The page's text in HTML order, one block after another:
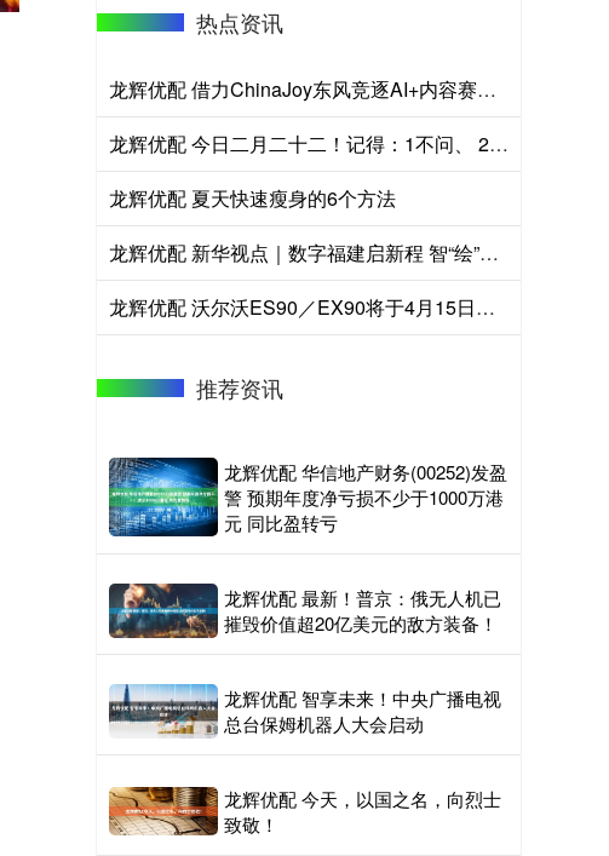
热点资讯
龙辉优配 借力ChinaJoy东风竞逐AI+内容赛道！浦东举办游戏微短剧产业推介会
龙辉优配 今日二月二十二！记得：1不问、 2不动、 3不借，马年鸿运当头
龙辉优配 夏天快速瘦身的6个方法
龙辉优配 新华视点｜数字福建启新程 智“绘”八闽新图景
龙辉优配 沃尔沃ES90／EX90将于4月15日发布
推荐资讯
龙辉优配 华信地产财务(00252)发盈
警 预期年度净亏损不少于1000万港
元 同比盈转亏
龙辉优配 最新！普京：俄无人机已
摧毁价值超20亿美元的敌方装备！
龙辉优配 智享未来！中央广播电视
总台保姆机器人大会启动
龙辉优配 今天，以国之名，向烈士
致敬！